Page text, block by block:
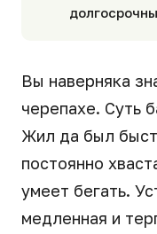
Вы наверняка
черепахе. Суть
Жил да был
постоянно
умеет бегать.
медленная и